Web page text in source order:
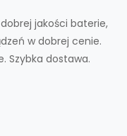
jakości baterie,
w dobrej cenie.
Szybka dostawa.